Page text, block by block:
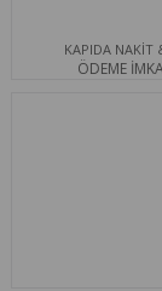
KAPIDA NAKİT
ÖDEME